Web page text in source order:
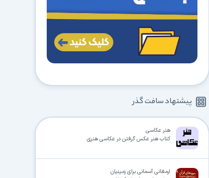
پیشنهاد سافت گذر
هنر عکاسی
کتاب هنر عکس گرفتن در عکاسی هنری
ارمغانی آسمانی برای زمینیان